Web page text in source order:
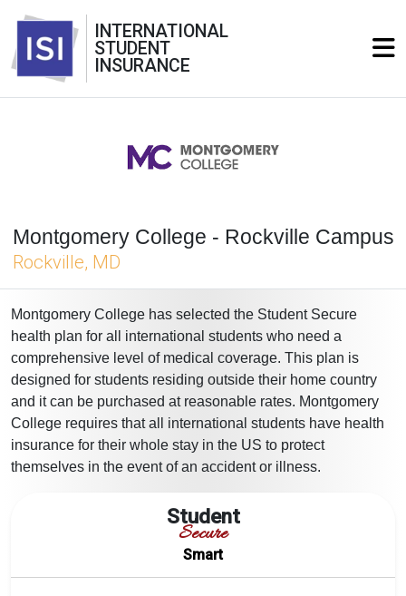
INTERNATIONAL
STUDENT
INSURANCE
Montgomery College - Rockville Campus
Rockville, MD
Montgomery College has selected the Student Secure
health plan for all international students who need a
comprehensive level of medical coverage. This plan is
designed for students residing outside their home country
and it can be purchased at reasonable rates. Montgomery
College requires that all international students have health
insurance for their whole stay in the US to protect
themselves in the event of an accident or illness.
Student
Secure
Smart